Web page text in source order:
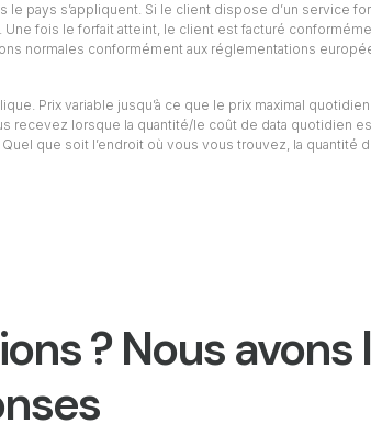
pays s’appliquent. Si le client dispose d’un service
fois le forfait atteint, le client est facturé
normales conformément aux réglementations
Prix variable jusqu’à ce que le prix maximal
lorsque la quantité/le coût de data quotidien
que soit l’endroit où vous vous trouvez, la
? Nous avons